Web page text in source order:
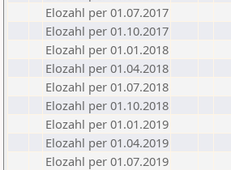
Elozahl per 01.07.2017
Elozahl per 01.10.2017
Elozahl per 01.01.2018
Elozahl per 01.04.2018
Elozahl per 01.07.2018
Elozahl per 01.10.2018
Elozahl per 01.01.2019
Elozahl per 01.04.2019
Elozahl per 01.07.2019